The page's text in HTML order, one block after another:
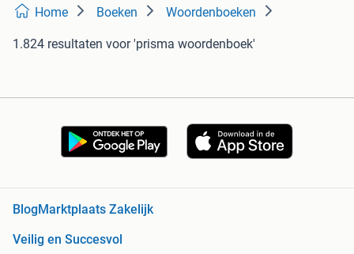
Home Boeken Woordenboeken
1.824 resultaten voor 'prisma woordenboek'
Blog Marktplaats Zakelijk
Veilig en Succesvol